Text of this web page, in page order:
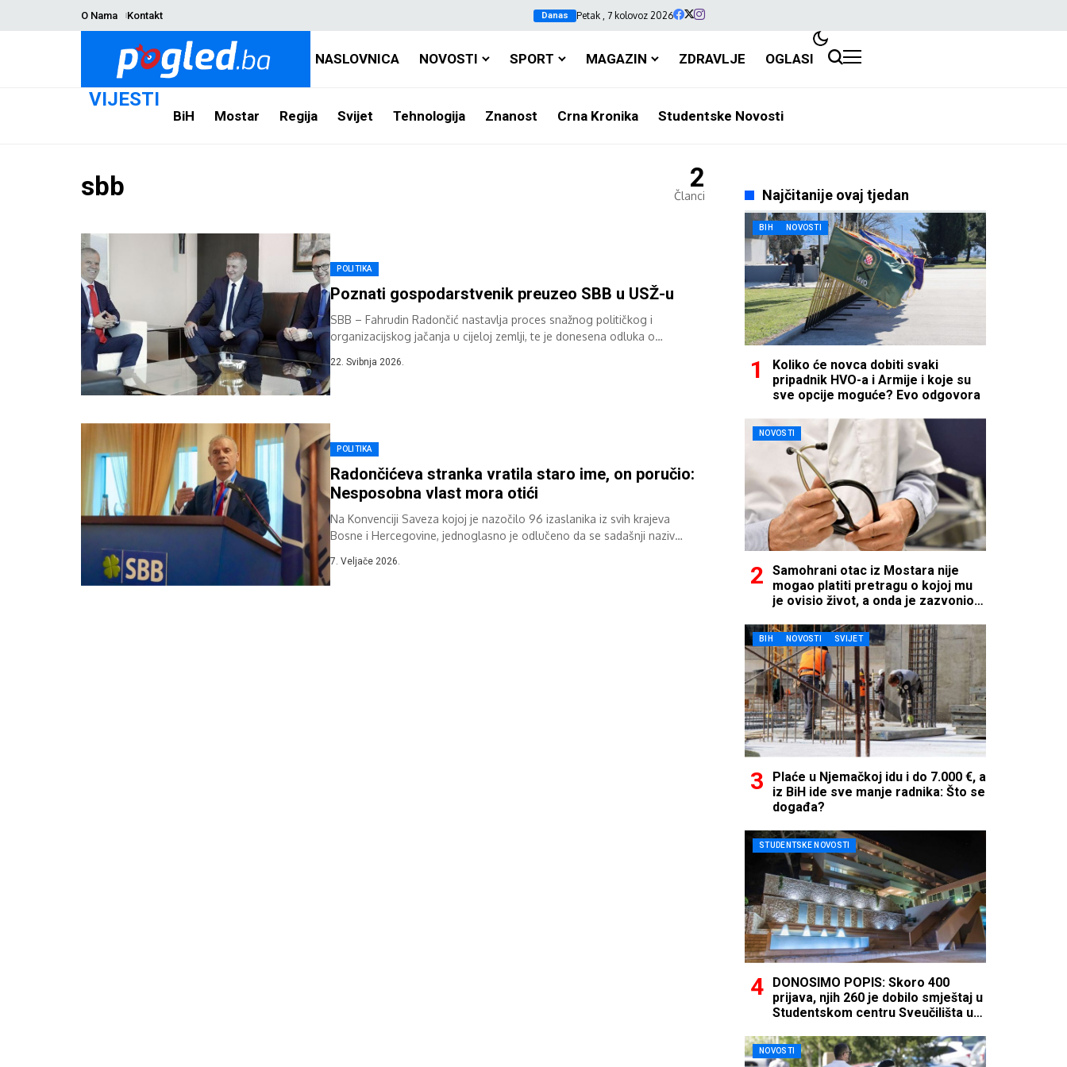
O Nama Kontakt Danas Petak , 7 kolovoz 2026
NASLOVNICA NOVOSTI SPORT MAGAZIN ZDRAVLJE OGLASI
VIJESTI
BiH Mostar Regija Svijet Tehnologija Znanost Crna Kronika Studentske Novosti
sbb 2
Članci
POLITIKA
Poznati gospodarstvenik preuzeo SBB u USŽ-u
SBB – Fahrudin Radončić nastavlja proces snažnog političkog i
organizacijskog jačanja u cijeloj zemlji, te je donesena odluka o
22. Svibnja 2026.
POLITIKA
Radončićeva stranka vratila staro ime, on poručio:
Nesposobna vlast mora otići
Na Konvenciji Saveza kojoj je nazočilo 96 izaslanika iz svih krajeva
Bosne i Hercegovine, jednoglasno je odlučeno da se sadašnji naziv
7. Veljače 2026.
Najčitanije ovaj tjedan
BIH NOVOSTI
Koliko će novca dobiti svaki
pripadnik HVO-a i Armije i koje su
sve opcije moguće? Evo odgovora
NOVOSTI
Samohrani otac iz Mostara nije
mogao platiti pretragu o kojoj mu
je ovisio život, a onda je zazvonio
BIH NOVOSTI SVIJET
Plaće u Njemačkoj idu i do 7.000 €, a
iz BiH ide sve manje radnika: Što se
događa?
STUDENTSKE NOVOSTI
DONOSIMO POPIS: Skoro 400
prijava, njih 260 je dobilo smještaj u
Studentskom centru Sveučilišta u
NOVOSTI